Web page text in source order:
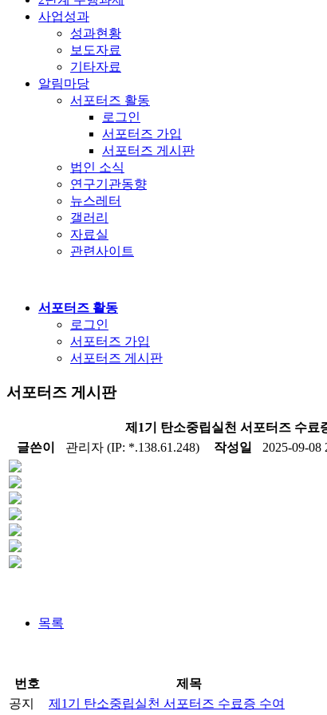
사업성과
성과현황
보도자료
기타자료
알림마당
서포터즈 활동
로그인
서포터즈 가입
서포터즈 게시판
법인 소식
연구기관동향
뉴스레터
갤러리
자료실
관련사이트
서포터즈 활동
로그인
서포터즈 가입
서포터즈 게시판
서포터즈 게시판
제1기 탄소중립실천 서포터즈 수료
글쓴이
관리자 (IP: *.138.61.248) 작성일 2025-09-08
목록
번호 제목
공지
제1기 탄소중립실천 서포터즈 수료증 수여